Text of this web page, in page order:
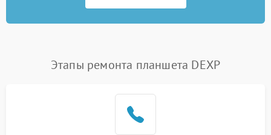
Этапы ремонта планшета DEXP